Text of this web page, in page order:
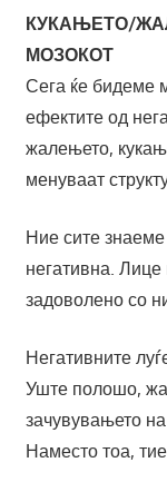
КУКАЊЕТО/
МОЗОКОТ
Сега ќе бидеме
ефектите од
жалењето,
менуваат
Ние сите знаеме
негативна. Лице
задоволено со
Негативните
Уште полошо,
зачувувањето
Наместо тоа,